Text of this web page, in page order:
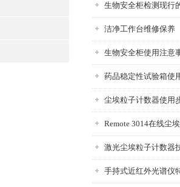
生物安全柜检测现行
洁净工作台维修保养
生物安全柜使用注意
药品稳定性试验箱使
尘埃粒子计数器使用
Remote 3014在线尘
激光尘埃粒子计数器
手持式近红外光谱仪